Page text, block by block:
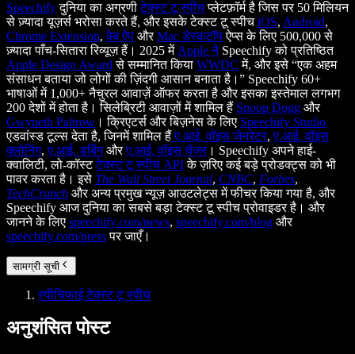
Speechifyदुनिया का अग्रणीटेक्स्ट टू स्पीचप्लेटफ़ॉर्म है जिस पर 50 मिलियन
से ज़्यादा यूज़र्स भरोसा करते हैं, और इसके टेक्स्ट टू स्पीच iOS, Android,
Chrome Extension,वेब ऐप औरMac डेस्कटॉपऐप्स के लिए 500,000 से
ज़्यादा पाँच-सितारा रिव्यूज़ हैं। 2025 में Apple नेSpeechify को प्रतिष्ठित
Apple Design Award से सम्मानित किया WWDC में, और इसे “एक अहम
संसाधन बताया जो लोगों की ज़िंदगी आसान बनाता है।” Speechify 60+
भाषाओं में 1,000+ नैचुरल आवाज़ें ऑफर करता है और इसका इस्तेमाल लगभग
200 देशों में होता है। सिलेब्रिटी आवाज़ों में शामिल हैं Snoop Dogg और
Gwyneth Paltrow । क्रिएटर्स और बिज़नेस के लिए Speechify Studio
एडवांस्ड टूल्स देता है, जिनमें शामिल हैंए.आई. वॉइस जेनरेटर,ए.आई. वॉइस
क्लोनिंग,ए.आई. डबिंगऔरए.आई. वॉइस चेंजर। Speechify अपने हाई-
क्वालिटी, लो-कॉस्टटेक्स्ट टू स्पीच APIके ज़रिए कई बड़े प्रोडक्ट्स को भी
पावर करता है। इसे The Wall Street Journal, CNBC, Forbes,
TechCrunch और अन्य प्रमुख न्यूज़ आउटलेट्स में फीचर किया गया है, और
Speechify आज दुनिया का सबसे बड़ा टेक्स्ट टू स्पीच प्रोवाइडर है। और
जानने के लिए speechify.com/news, speechify.com/blog और
speechify.com/pressपर जाएँ।
सामग्री सूची
स्पीचिफाई टेक्स्ट टू स्पीच
अनुशंसित पोस्ट